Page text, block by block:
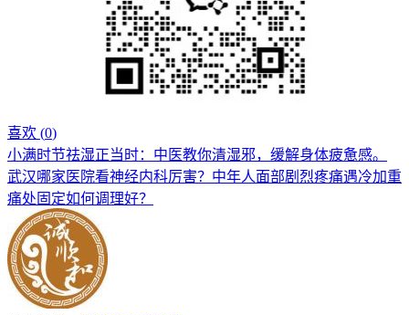
喜欢 (0)
小满时节祛湿正当时：中医教你清湿邪，缓解身体疲惫感。
武汉哪家医院看神经内科厉害？中年人面部剧烈疼痛遇冷加重
痛处固定如何调理好？